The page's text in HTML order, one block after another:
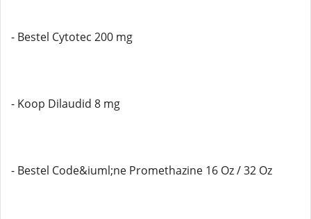
- Bestel Cytotec 200 mg
- Koop Dilaudid 8 mg
- Bestel Code&iuml;ne Promethazine 16 Oz / 32 Oz